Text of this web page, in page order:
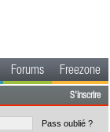
Forums Freezone
S'inscrire
Pass oublié ?